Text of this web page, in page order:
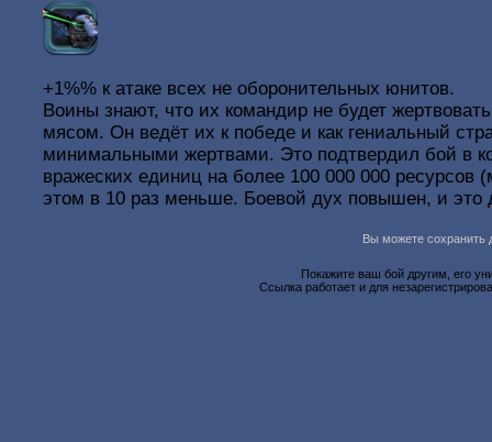
+1%% к атаке всех не оборонительных юнитов.
Воины знают, что их командир не будет
мясом. Он ведёт их к победе и как гениальный
минимальными жертвами. Это подтвердил бой в
вражеских единиц на более 100 000 000 ресурсов
этом в 10 раз меньше. Боевой дух повышен, и это
Вы можете сохранить
Покажите ваш бой другим, его
Ссылка работает и для